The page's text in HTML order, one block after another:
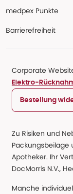
medpex Punkte
Barrierefreiheit
Corporate
Elektro-
Bestellung
Zu Risiken und
Packungsbeilage
Apotheker. Ihr
DocMorris N.V.,
Manche